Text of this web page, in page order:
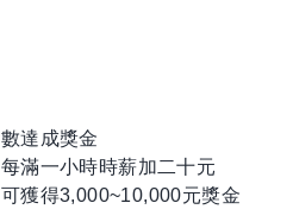
達成獎金
滿一小時時薪加二十元
獲得3,000~10,000元獎金